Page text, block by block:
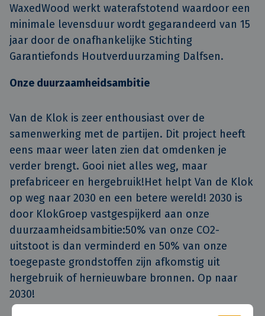
WaxedWood werkt waterafstotend waardoor een
minimale levensduur wordt gegarandeerd van 15
jaar door de onafhankelijke Stichting
Garantiefonds Houtverduurzaming Dalfsen.
Onze duurzaamheidsambitie
Van de Klok is zeer enthousiast over de
samenwerking met de partijen. Dit project heeft
eens maar weer laten zien dat omdenken je
verder brengt. Gooi niet alles weg, maar
prefabriceer en hergebruik!Het helpt Van de Klok
op weg naar 2030 en een betere wereld! 2030 is
door KlokGroep vastgespijkerd aan onze
duurzaamheidsambitie:50% van onze CO2-
uitstoot is dan verminderd en 50% van onze
toegepaste grondstoffen zijn afkomstig uit
hergebruik of hernieuwbare bronnen. Op naar
2030!